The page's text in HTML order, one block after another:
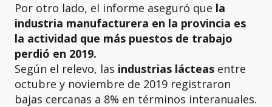
Por otro lado, el informe aseguró que la
industria manufacturera en la provincia es
la actividad que más puestos de trabajo
perdió en 2019.
Según el relevo, las industrias lácteas entre
octubre y noviembre de 2019 registraron
bajas cercanas a 8% en términos interanuales.